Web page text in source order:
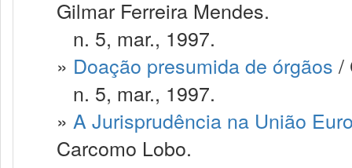
Gilmar Ferreira Mendes.
n. 5, mar., 1997.
» Doação presumida de órgãos /
n. 5, mar., 1997.
» A Jurisprudência na União
Carcomo Lobo.